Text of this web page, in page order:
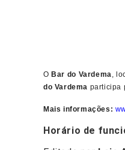
O Bar do Vardema,
do Vardema participa
Mais informações:
Horário de